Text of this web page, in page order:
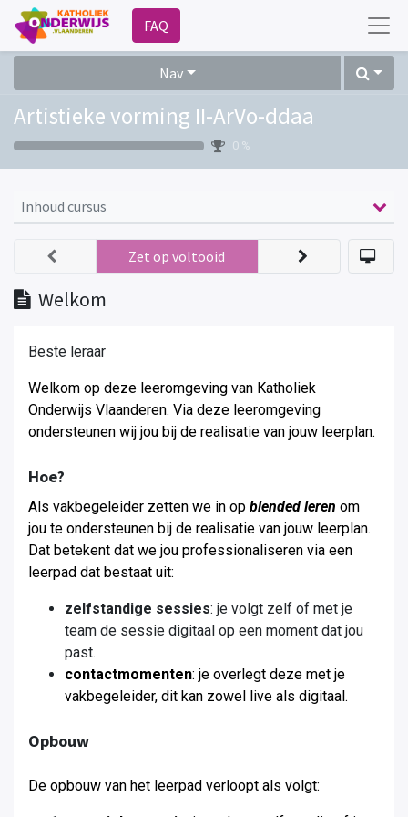
FAQ
Nav
Artistieke vorming II-ArVo-ddaa
0 %
Inhoud cursus
Welkom
Zet op voltooid
Beste leraar
Welkom op deze leeromgeving van Katholiek
Onderwijs Vlaanderen. Via deze leeromgeving
ondersteunen wij jou bij de realisatie van jouw leerplan.
Hoe?
Als vakbegeleider zetten we in op blended leren om
jou te ondersteunen bij de realisatie van jouw leerplan.
Dat betekent dat we jou professionaliseren via een
leerpad dat bestaat uit:
zelfstandige sessies: je volgt zelf of met je
team de sessie digitaal op een moment dat jou
past.
contactmomenten: je overlegt deze met je
vakbegeleider, dit kan zowel live als digitaal.
Opbouw
De opbouw van het leerpad verloopt als volgt: